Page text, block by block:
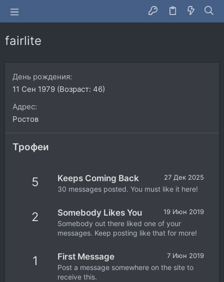
fairlite
День рождения
11 Сен 1979 (Возраст: 46)
Адрес
Ростов
Трофеи
5 27 Дек 2025
Keeps Coming Back
30 messages posted. You must like it here!
2 19 Июн 2019
Somebody Likes You
Somebody out there liked one of your
messages. Keep posting like that for more!
1 7 Июн 2019
First Message
Post a message somewhere on the site to
receive this.